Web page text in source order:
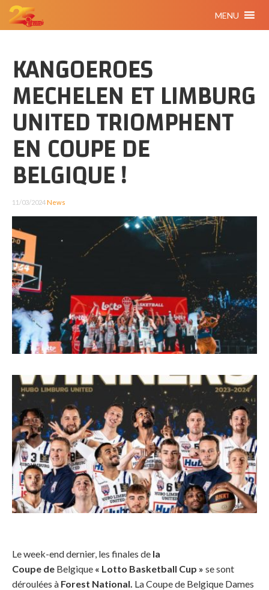
MENU
KANGOEROES
MECHELEN ET LIMBURG
UNITED TRIOMPHENT
EN COUPE DE
BELGIQUE !
11/03/2024News
Le week-end dernier, les finales de la
Coupe de Belgique « Lotto Basketball Cup » se sont
déroulées à Forest National. La Coupe de Belgique Dames